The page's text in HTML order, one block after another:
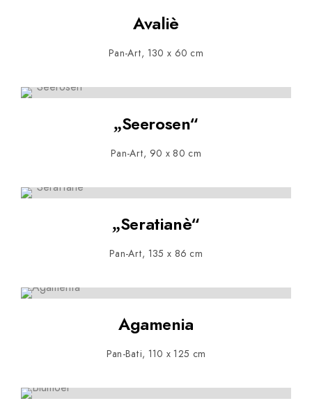
Avaliè
Pan-Art, 130 x 60 cm
„Seerosen“
Pan-Art, 90 x 80 cm
„Seratianè“
Pan-Art, 135 x 86 cm
Agamenia
Pan-Bati, 110 x 125 cm